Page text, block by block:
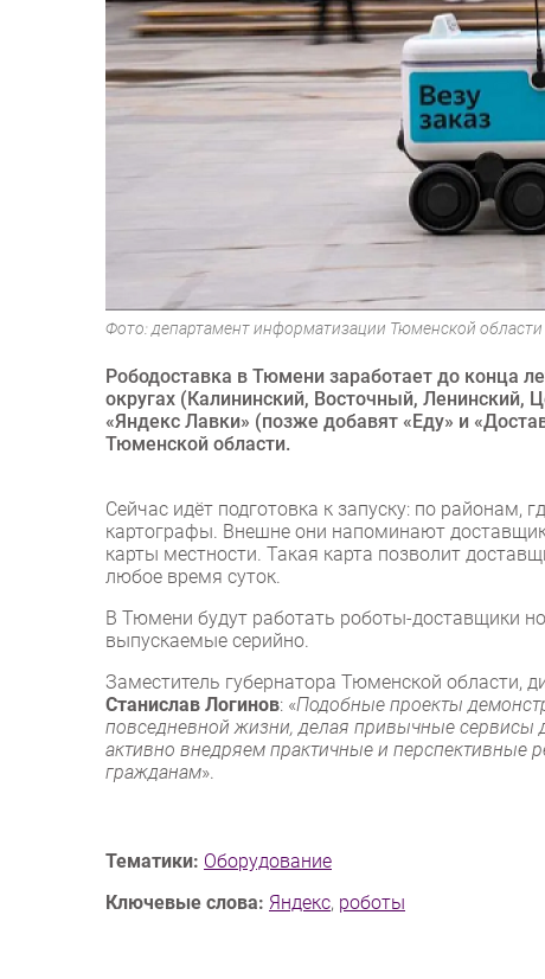
Фото: департамент информатизации Тюменской области
Рободоставка в Тюмени заработает до конца
округах (Калининский, Восточный, Ленинский,
«Яндекс Лавки» (позже добавят «Еду» и
Тюменской области.
Сейчас идёт подготовка к запуску: по районам,
картографы. Внешне они напоминают
карты местности. Такая карта позволит
любое время суток.
В Тюмени будут работать роботы-доставщики
выпускаемые серийно.
Заместитель губернатора Тюменской области,
Станислав Логинов: «Подобные проекты
повседневной жизни, делая привычные сервисы
активно внедряем практичные и перспективные
гражданам».
Тематики: Оборудование
Ключевые слова: Яндекс, роботы